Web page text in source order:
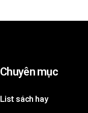
Chuyên mục
List sách hay